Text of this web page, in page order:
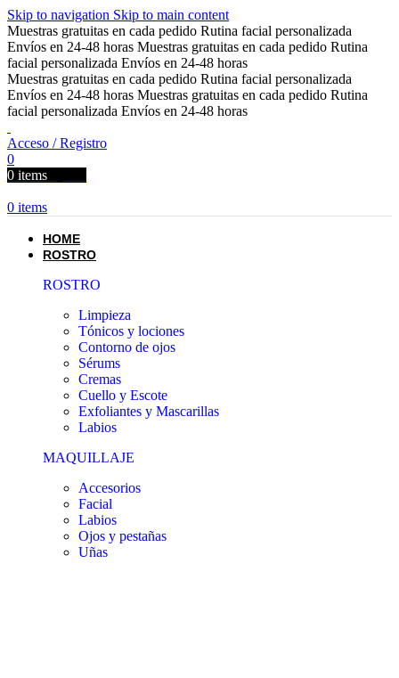
Skip to navigation Skip to main content
Muestras gratuitas en cada pedido Rutina facial personalizada
Envíos en 24-48 horas Muestras gratuitas en cada pedido Rutina
facial personalizada Envíos en 24-48 horas
Muestras gratuitas en cada pedido Rutina facial personalizada
Envíos en 24-48 horas Muestras gratuitas en cada pedido Rutina
facial personalizada Envíos en 24-48 horas
Acceso / Registro
0
0 items
0 items
HOME
ROSTRO
ROSTRO
Limpieza
Tónicos y lociones
Contorno de ojos
Sérums
Cremas
Cuello y Escote
Exfoliantes y Mascarillas
Labios
MAQUILLAJE
Accesorios
Facial
Labios
Ojos y pestañas
Uñas